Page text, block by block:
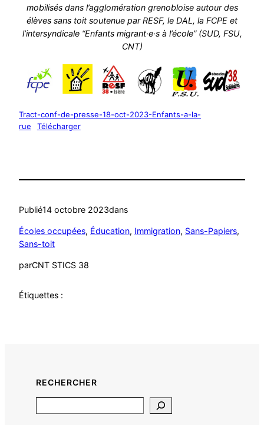
mobilisés dans l’agglomération grenobloise autour des
élèves sans toit soutenue par RESF, le DAL, la FCPE et
l’intersyndicale “Enfants migrant·e·s à l’école” (SUD, FSU,
CNT)
Tract-conf-de-presse-18-oct-2023-Enfants-a-la-
rue
Télécharger
Publié14 octobre 2023dans
Écoles occupées, Éducation, Immigration, Sans-Papiers
Sans-toit
parCNT STICS 38
Étiquettes :
RECHERCHER